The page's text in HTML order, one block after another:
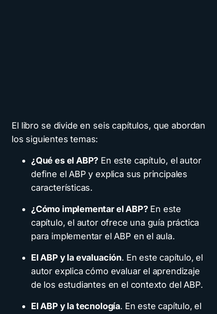
El libro se divide en seis capítulos, que abordan
los siguientes temas:
¿Qué es el ABP? En este capítulo, el autor
define el ABP y explica sus principales
características.
¿Cómo implementar el ABP?En este
capítulo, el autor ofrece una guía práctica
para implementar el ABP en el aula.
El ABP y la evaluación. En este capítulo, el
autor explica cómo evaluar el aprendizaje
de los estudiantes en el contexto del ABP.
El ABP y la tecnología. En este capítulo, el